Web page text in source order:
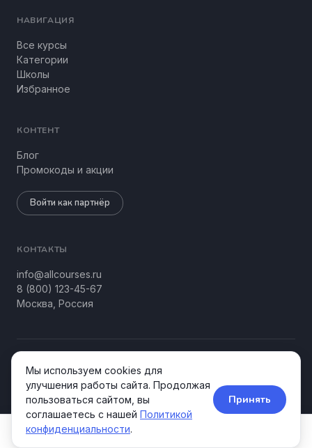
НАВИГАЦИЯ
Все курсы
Категории
Школы
Избранное
КОНТЕНТ
Блог
Промокоды и акции
Войти как партнёр
КОНТАКТЫ
info@allcourses.ru
8 (800) 123-45-67
Москва, Россия
КонфиденциальностьСоглашение
Мы используем cookies для
улучшения работы сайта. Продолжая
пользоваться сайтом, вы
соглашаетесь с нашей Политикой
конфиденциальности.
Принять